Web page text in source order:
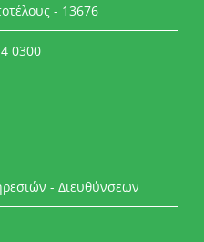
- 13676
0300
- Διευθύνσεων